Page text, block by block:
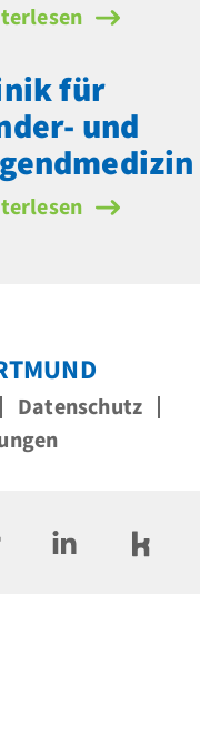
für
für
und
für Kinder- und
Datenschutz